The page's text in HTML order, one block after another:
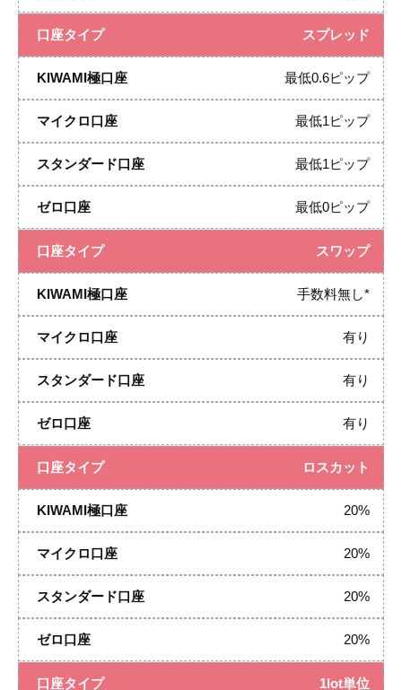
スプレッド
最低0.6ピップ
最低1ピップ
最低1ピップ
最低0ピップ
スワップ
手数料無し*
有り
有り
有り
ロスカット
20%
20%
20%
20%
1lot単位